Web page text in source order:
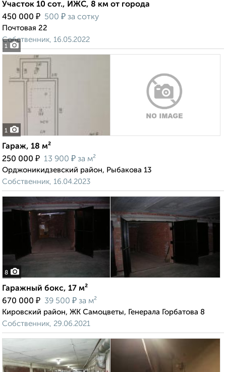
1
Участок 10 сот., ИЖС, 8 км от города
450 000 ₽ 500 ₽ за сотку
Почтовая 22
Собственник, 16.05.2022
1
Гараж, 18 м²
250 000 ₽ 13 900 ₽ за м²
Орджоникидзевский район, Рыбакова 13
Собственник, 16.04.2023
8
Гаражный бокс, 17 м²
670 000 ₽ 39 500 ₽ за м²
Кировский район, ЖК Самоцветы, Генерала Горбатова 8
Собственник, 29.06.2021